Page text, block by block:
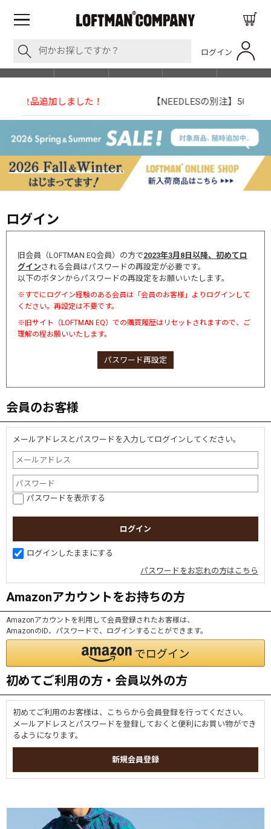
ログイン
SHOP LIST
【NEEDLESの別注】50周年 H.D. Track Pant
ログイン
旧会員（LOFTMAN EQ会員）の方で2023年3月8日以降、初めてロ
グインされる会員はパスワードの再設定が必要です。
以下のボタンからパスワードの再設定をお願いいたします。
※すでにログイン経験のある会員は「会員のお客様」よりログインして
ください。再設定は不要です。
※旧サイト（LOFTMAN EQ）での購買履歴はリセットされますので、ご
理解の程お願いいたします。
パスワード再設定
会員のお客様
メールアドレスとパスワードを入力してログインしてください。
パスワードを表示する
ログインしたままにする
パスワードをお忘れの方はこちら
Amazonアカウントをお持ちの方
Amazonアカウントを利用して会員登録されたお客様は、
AmazonのID、パスワードで、ログインすることができます。
初めてご利用の方・会員以外の方
初めてご利用のお客様は、こちらから会員登録を行ってください。
メールアドレスとパスワードを登録しておくと便利にお買い物ができ
るようになります。